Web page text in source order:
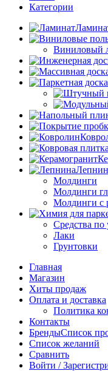
Категории
Виниловый
Молдинги
Молдинги
Молдинги с
Средства по
Лаки
Грунтовки
Главная
Магазин
Хиты продаж
Оплата и доставка
Политика
Контакты
БрендыСписок
Список желаний
Сравнить
Войти /